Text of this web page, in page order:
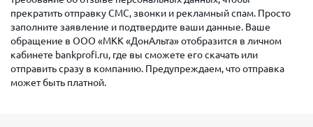
прекратить отправку СМС, звонки и рекламный спам. Просто
заполните заявление и подтвердите ваши данные. Ваше
обращение в ООО «МКК «ДонАльта» отобразится в личном
кабинете bankprofi.ru, где вы сможете его скачать или
отправить сразу в компанию. Предупреждаем, что отправка
может быть платной.